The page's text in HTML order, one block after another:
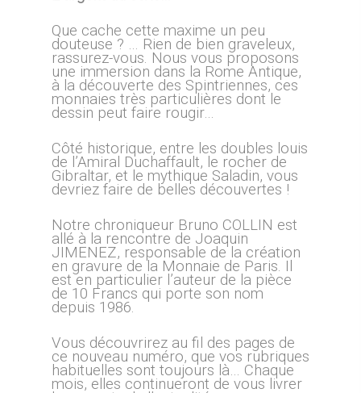
Que cache cette maxime un peu
douteuse ? … Rien de bien graveleux,
rassurez-vous. Nous vous proposons
une immersion dans la Rome Antique,
à la découverte des Spintriennes, ces
monnaies très particulières dont le
dessin peut faire rougir…
Côté historique, entre les doubles louis
de l’Amiral Duchaffault, le rocher de
Gibraltar, et le mythique Saladin, vous
devriez faire de belles découvertes !
Notre chroniqueur Bruno COLLIN est
allé à la rencontre de Joaquin
JIMENEZ, responsable de la création
en gravure de la Monnaie de Paris. Il
est en particulier l’auteur de la pièce
de 10 Francs qui porte son nom
depuis 1986.
Vous découvrirez au fil des pages de
ce nouveau numéro, que vos rubriques
habituelles sont toujours là… Chaque
mois, elles continueront de vous livrer